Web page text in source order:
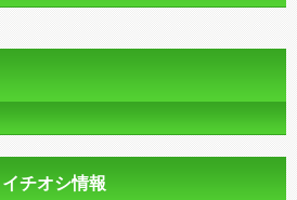
イチオシ情報